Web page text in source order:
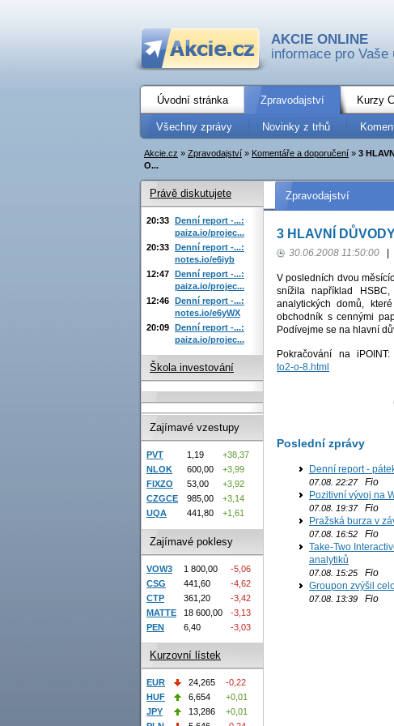
AKCIE ONLINE
informace pro
Úvodní stránka Zpravodajství Kurzy
Všechny zprávy Novinky z trhů
Akcie.cz » Zpravodajství » Komentáře a doporučení » 3
O...
Zpravodajství
3 HLAVNÍ
30.06.2008 11:50:00
V posledních dvou
snížila například
analytických domů,
obchodník s cennými
Podívejme se na hlavní
Pokračování na iPOINT:
to2-o-8.html
Poslední zprávy
Denní report -
07.08. 22:27Fio
Pozitivní vývoj na
07.08. 19:37Fio
Pražská burza v
07.08. 16:52 Fio
Take-Two
analytiků
07.08. 15:25 Fio
Groupon zvýšil
07.08. 13:39 Fio
Právě diskutujete
20:33 Denní report -...:
paiza.io/projec...
20:33 Denní report -...:
notes.io/e6iyb
12:47 Denní report -...:
paiza.io/projec...
12:46 Denní report -...:
notes.io/e6yWX
20:09 Denní report -...:
paiza.io/projec...
Škola investování
Zajímavé vzestupy
PVT 1,19
+38,37
NLOK
600,00
+3,99
FIXZO
53,00
+3,92
CZGCE
985,00
+3,14
UQA
441,80 +1,61
Zajímavé poklesy
VOW3 1 800,00
-5,06
CSG
441,60
-4,62
CTP
361,20
-3,42
MATTE
18 600,00
-3,13
PEN
6,40 -3,03
Kurzovní lístek
EUR 24,265
-0,22
HUF
6,654
+0,01
JPY
13,286
+0,01